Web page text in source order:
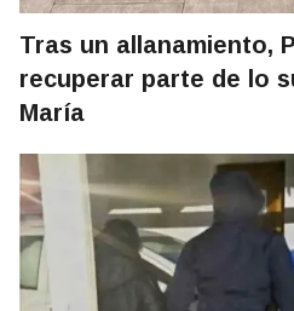
Tras un allanamiento,
recuperar parte de lo
María